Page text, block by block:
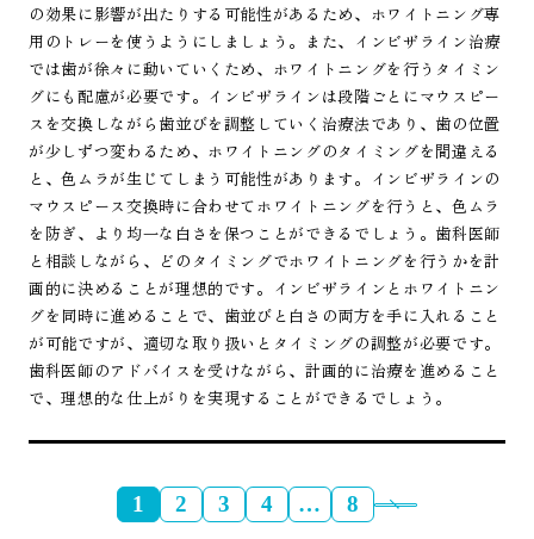
の効果に影響が出たりする可能性があるため、ホワイトニング専
用のトレーを使うようにしましょう。また、インビザライン治療
では歯が徐々に動いていくため、ホワイトニングを行うタイミン
グにも配慮が必要です。インビザラインは段階ごとにマウスピー
スを交換しながら歯並びを調整していく治療法であり、歯の位置
が少しずつ変わるため、ホワイトニングのタイミングを間違える
と、色ムラが生じてしまう可能性があります。インビザラインの
マウスピース交換時に合わせてホワイトニングを行うと、色ムラ
を防ぎ、より均一な白さを保つことができるでしょう。歯科医師
と相談しながら、どのタイミングでホワイトニングを行うかを計
画的に決めることが理想的です。インビザラインとホワイトニン
グを同時に進めることで、歯並びと白さの両方を手に入れること
が可能ですが、適切な取り扱いとタイミングの調整が必要です。
歯科医師のアドバイスを受けながら、計画的に治療を進めること
で、理想的な仕上がりを実現することができるでしょう。
1 2 3 4 … 8